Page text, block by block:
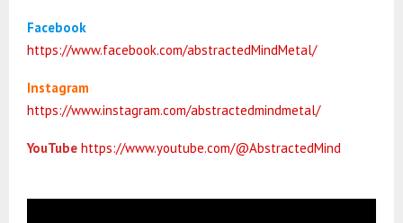
Facebook
https://www.facebook.com/abstractedMindMetal/
Instagram
https://www.instagram.com/abstractedmindmetal/
YouTube https://www.youtube.com/@AbstractedMind